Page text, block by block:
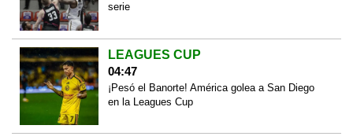
serie
LEAGUES CUP
04:47
¡Pesó el Banorte! América golea a San Diego
en la Leagues Cup